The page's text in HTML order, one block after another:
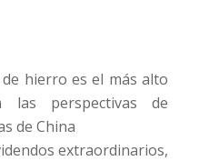
hierro es el más alto
las perspectivas de
de China
extraordinarios,